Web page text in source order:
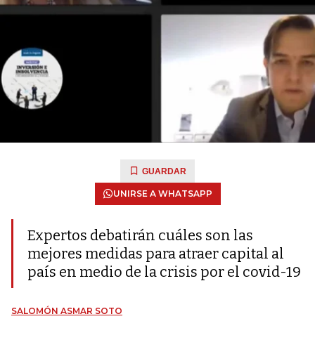
GUARDAR
UNIRSE A WHATSAPP
Expertos debatirán cuáles son las
mejores medidas para atraer capital al
país en medio de la crisis por el covid-19
SALOMÓN ASMAR SOTO